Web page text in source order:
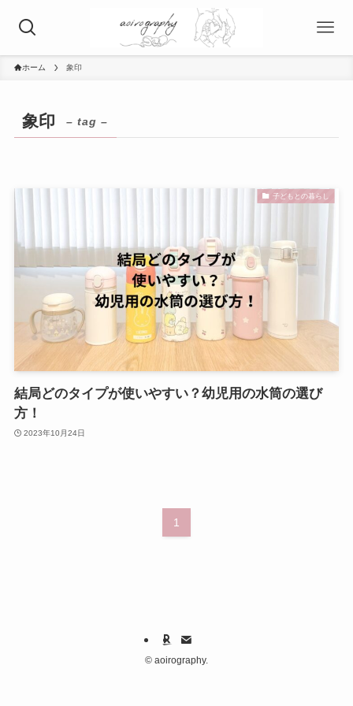
ホーム 象印
象印 – tag –
子どもとの暮らし
結局どのタイプが使いやすい？幼児用の水筒の選び
方！
2023年10月24日
1
© aoirography.